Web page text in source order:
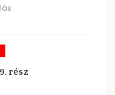
rész